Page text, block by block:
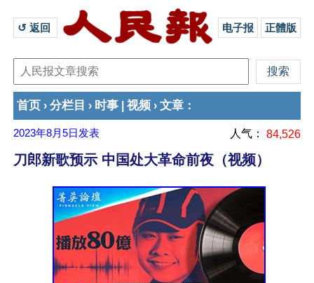
↺ 返回 电子报 正體版
首页 › 分栏目 › 时事 视频 › 文章 ：
2023年8月5日 发表 人气： 84,526
刀郎新歌预示 中国处大革命前夜（视频）